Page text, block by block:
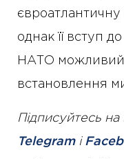
однак її вступ
НАТО можливий
встановлення
Підписуйтесь
Telegramі